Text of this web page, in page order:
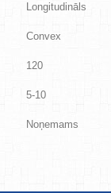
Longitudināls
Convex
120
5-10
Noņemams